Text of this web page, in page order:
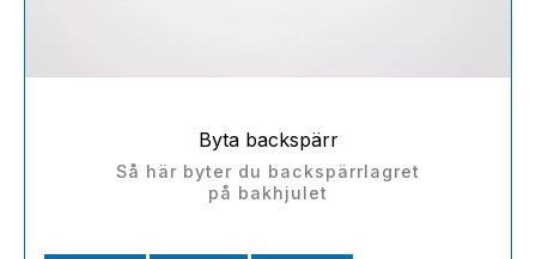
Byta backspärr
Så här byter du backspärrlagret
på bakhjulet